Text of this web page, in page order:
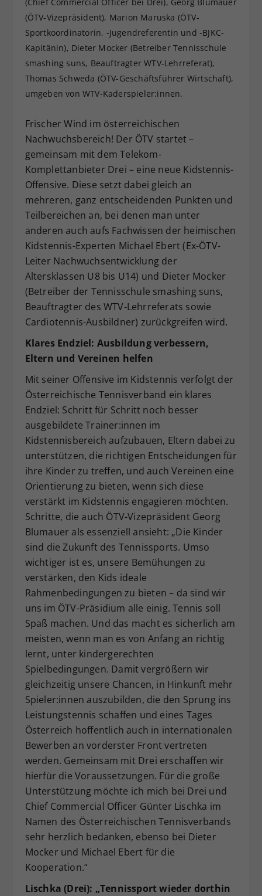
(ÖTV-Vizepräsident), Marion Maruska (ÖTV-
Sportkoordinatorin, -Jugendreferentin und -BJKC-
Kapitänin), Dieter Mocker (Betreiber Tennisschule
smashing suns, Beauftragter WTV-Lehrreferat),
Thomas Schweda (ÖTV-Geschäftsführer Wirtschaft),
umgeben von WTV-Kaderspieler:innen.
Frischer Wind im österreichischen
Nachwuchsbereich! Der ÖTV startet –
gemeinsam mit dem Telekom-
Komplettanbieter Drei – eine neue Kidstennis-
Offensive. Diese setzt dabei gleich an
mehreren, ganz entscheidenden Punkten und
Teilbereichen an, bei denen man unter
anderen auch aufs Fachwissen der heimischen
Kidstennis-Experten Michael Ebert (Ex-ÖTV-
Leiter Nachwuchsentwicklung der
Altersklassen U8 bis U14) und Dieter Mocker
(Betreiber der Tennisschule smashing suns,
Beauftragter des WTV-Lehrreferats sowie
Cardiotennis-Ausbildner) zurückgreifen wird.
Klares Endziel: Ausbildung verbessern,
Eltern und Vereinen helfen
Mit seiner Offensive im Kidstennis verfolgt der
Österreichische Tennisverband ein klares
Endziel: Schritt für Schritt noch besser
ausgebildete Trainer:innen im
Kidstennisbereich aufzubauen, Eltern dabei zu
unterstützen, die richtigen Entscheidungen für
ihre Kinder zu treffen, und auch Vereinen eine
Orientierung zu bieten, wenn sich diese
verstärkt im Kidstennis engagieren möchten.
Schritte, die auch ÖTV-Vizepräsident Georg
Blumauer als essenziell ansieht: „Die Kinder
sind die Zukunft des Tennissports. Umso
wichtiger ist es, unsere Bemühungen zu
verstärken, den Kids ideale
Rahmenbedingungen zu bieten – da sind wir
uns im ÖTV-Präsidium alle einig. Tennis soll
Spaß machen. Und das macht es sicherlich am
meisten, wenn man es von Anfang an richtig
lernt, unter kindergerechten
Spielbedingungen. Damit vergrößern wir
gleichzeitig unsere Chancen, in Hinkunft mehr
Spieler:innen auszubilden, die den Sprung ins
Leistungstennis schaffen und eines Tages
Österreich hoffentlich auch in internationalen
Bewerben an vorderster Front vertreten
werden. Gemeinsam mit Drei erschaffen wir
hierfür die Voraussetzungen. Für die große
Unterstützung möchte ich mich bei Drei und
Chief Commercial Officer Günter Lischka im
Namen des Österreichischen Tennisverbands
sehr herzlich bedanken, ebenso bei Dieter
Mocker und Michael Ebert für die
Kooperation.“
Lischka (Drei): „Tennissport wieder dorthin
Zweck
Dieser Wert speichert Ihre Consent-
Einstellungen. Unter anderem eine
zufällig generierte ID, für die
historische Speicherung Ihrer
vorgenommen Einstellungen, falls der
Webseiten-Betreiber dies eingestellt
hat.